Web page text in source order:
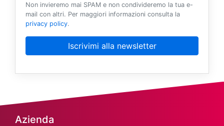
Non invieremo mai SPAM e non condivideremo la tua e-
mail con altri. Per maggiori informazioni consulta la
privacy policy.
Iscrivimi alla newsletter
Azienda